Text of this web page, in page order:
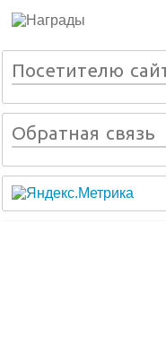
Посетителю
Обратная связь